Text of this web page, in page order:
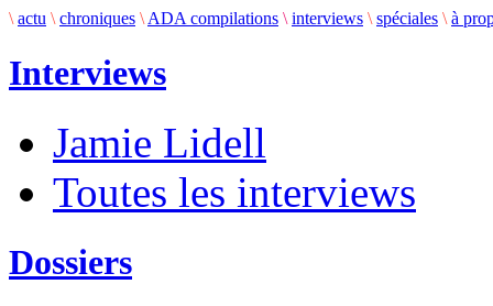
\ actu \ chroniques \ ADA compilations \ interviews \ spéciales \ à
Interviews
Jamie Lidell
Toutes les interviews
Dossiers